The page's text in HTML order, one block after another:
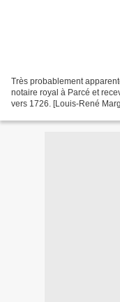
Très probablement
notaire royal à Parcé et
vers 1726. [Louis-René